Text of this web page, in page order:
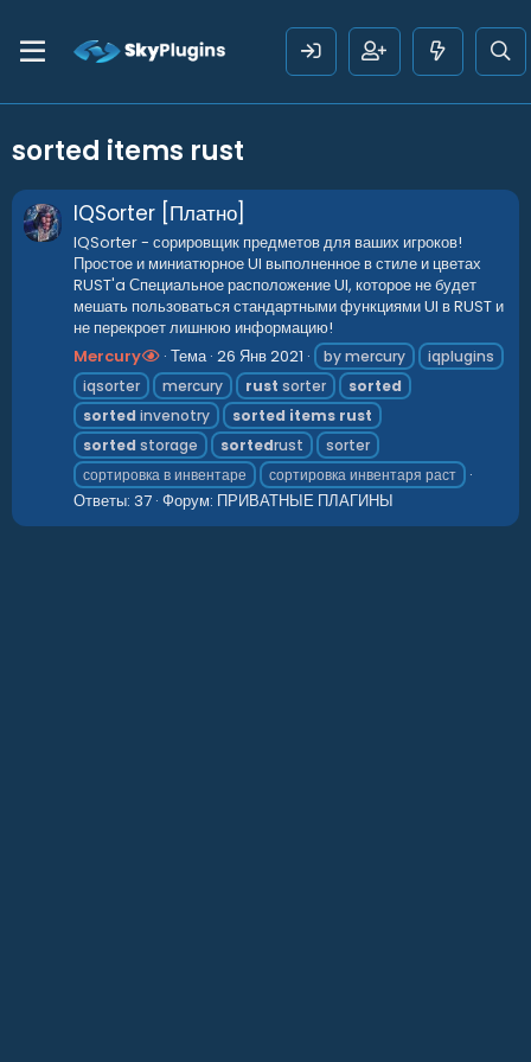
sorted items rust
IQSorter [Платно]
IQSorter - сорировщик предметов для ваших игроков!
Простое и миниатюрное UI выполненное в стиле и цветах
RUST'a Специальное расположение UI, которое не будет
мешать пользоваться стандартными функциями UI в RUST и
не перекроет лишнюю информацию!
Mercury
Тема 26 Янв 2021 by mercury
iqplugins
iqsorter
mercury rust sorter
sorted
sorted invenotry sorted items rust
sorted storage sortedrust
sorter
сортировка в инвентаре
сортировка инвентаря раст
Ответы: 37 Форум: ПРИВАТНЫЕ ПЛАГИНЫ